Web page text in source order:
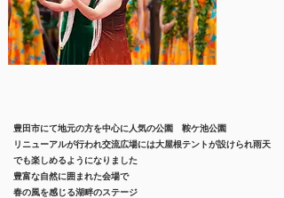
豊田市にて地元の方を中心に人気の公園 鞍ケ池公園
リニューアルが行われ交流広場には大屋根テントが設けられ雨天
でも楽しめるようになりました
豊富な自然に囲まれた会場で
春の風を感じる湖畔のステージ